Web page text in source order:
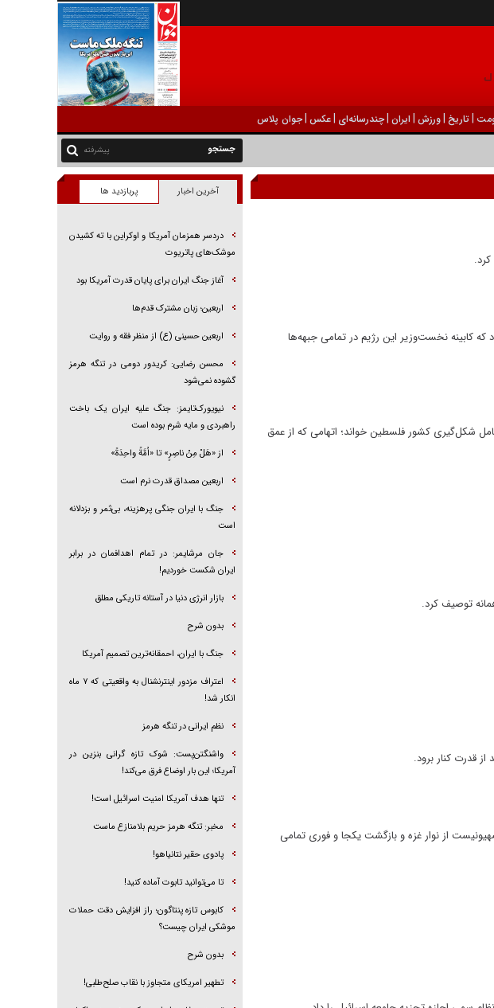
|تاریخ |ورزش | ايران |چندرسانه‌ای |عکس |جوان پلاس
پیشرفته
کابینه نخست‌وزیر این رژیم در تمامی جبهه‌ها
شکل‌گیری کشور فلسطین خواند؛ اتهامی که از عمق
توصیف کرد.
قدرت کنار برود.
از نوار غزه و بازگشت یکجا و فوری تمامی
آخرین اخبار پربازدید ها
دردسر همزمان آمریکا و اوکراین با ته کشیدن
موشک‌های پاتریوت
آغاز جنگ ایران برای پایان قدرت آمریکا بود
اربعین؛ زبان مشترک قدم‌ها
اربعین حسینی (ع) از منظر فقه و روایت
محسن رضایی: کریدور دومی در تنگه هرمز
گشوده نمی‌شود
نیویورک‌تایمز: جنگ علیه ایران یک باخت
راهبردی و مایه شرم بوده است
از «هَلْ مِنْ ناصِرٍ» تا «اُمَّةً واحِدَةً»
اربعین مصداق قدرت نرم است
جنگ با ایران جنگی پرهزینه، بی‌ثمر و بزدلانه
است
جان مرشایمر: در تمام اهدافمان در برابر
ایران شکست خوردیم!
بازار انرژی دنیا در آستانه تاریکی مطلق
بدون شرح
جنگ با ایران، احمقانه‌ترین تصمیم آمریکا
اعتراف مزدور اینترنشنال به واقعیتی که ۷ ماه
انکار شد!
نظم ایرانی در تنگه هرمز
واشنگتن‌پست: شوک تازه گرانی بنزین در
آمریکا؛ این بار اوضاع فرق می‌کند!
تنها هدف آمریکا امنیت اسرائیل است!
مخبر: تنگه هرمز حریم بلامنازع ماست
پادوی حقیر نتانیاهو!
تا می‌توانید تابوت آماده کنید!
کابوس تازه پنتاگون؛ راز افزایش دقت حملات
موشکی ایران چیست؟
بدون شرح
تطهیر امریکای متجاوز با نقاب صلح‌طلبی!